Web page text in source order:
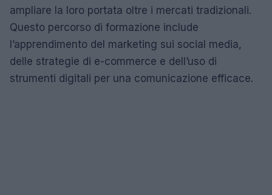
ampliare la loro portata oltre i mercati tradizionali.
Questo percorso di formazione include
l’apprendimento del marketing sui social media,
delle strategie di e-commerce e dell’uso di
strumenti digitali per una comunicazione efficace.